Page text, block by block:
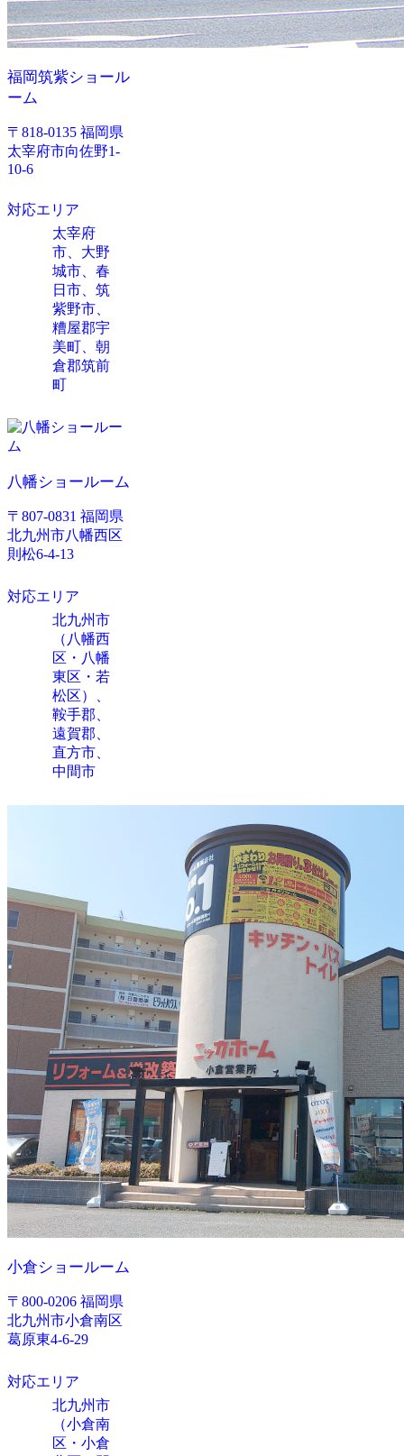
福岡筑紫ショール
ーム
〒818-0135 福岡県
太宰府市向佐野1-
10-6
対応エリア
太宰府
市、大野
城市、春
日市、筑
紫野市、
糟屋郡宇
美町、朝
倉郡筑前
町
八幡ショールーム
〒807-0831 福岡県
北九州市八幡西区
則松6-4-13
対応エリア
北九州市
（八幡西
区・八幡
東区・若
松区）、
鞍手郡、
遠賀郡、
直方市、
中間市
小倉ショールーム
〒800-0206 福岡県
北九州市小倉南区
葛原東4-6-29
対応エリア
北九州市
（小倉南
区・小倉